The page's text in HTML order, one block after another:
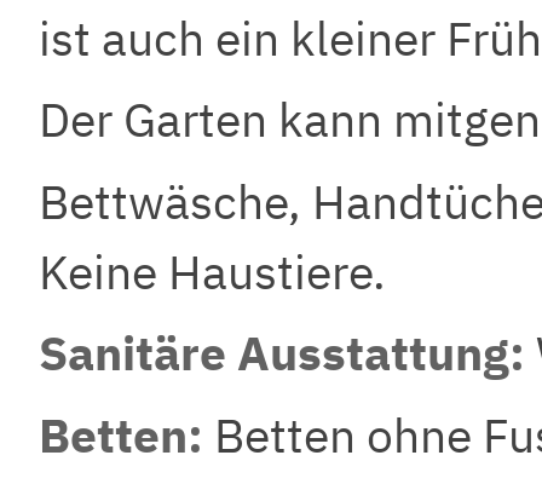
ist auch ein kleiner
Der Garten kann
Bettwäsche,
Keine Haustiere.
Sanitäre Ausstattung:
Betten: Betten ohne